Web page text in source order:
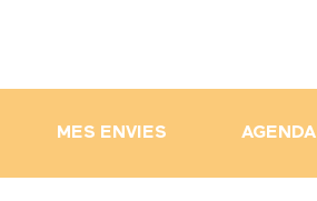
MES ENVIES AGENDA